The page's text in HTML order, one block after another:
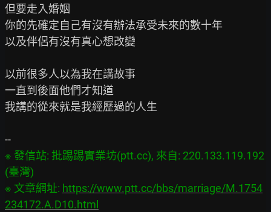
但要走入婚姻
你的先確定自己有沒有辦法承受未來的數十年
以及伴侶有沒有真心想改變
以前很多人以為我在講故事
一直到後面他們才知道
我講的從來就是我經歷過的人生
※ 發信站: 批踢踢實業坊(ptt.cc), 來自: 220.133.119.192
(臺灣)
※ 文章網址: https://www.ptt.cc/bbs/marriage/M.1754
234172.A.D10.html